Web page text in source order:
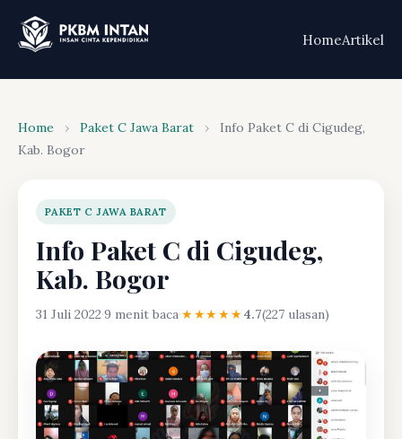
HomeArtikel
Home › Paket C Jawa Barat ›
Info Paket C di Cigudeg,
Kab. Bogor
PAKET C JAWA BARAT
Info Paket C di Cigudeg,
Kab. Bogor
31 Juli 2022·9 menit baca·★★★★★4.7(227 ulasan)